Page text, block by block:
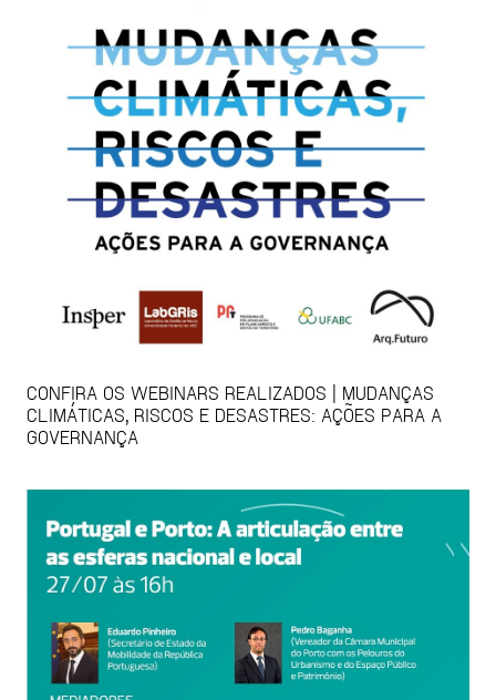
CONFIRA OS WEBINARS REALIZADOS | MUDANÇAS
CLIMÁTICAS, RISCOS E DESASTRES: AÇÕES PARA A
GOVERNANÇA